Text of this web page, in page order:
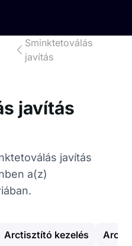
Sminktetoválás
javítás
javítás
javítás
a(z)
Arctisztító kezelés Arc